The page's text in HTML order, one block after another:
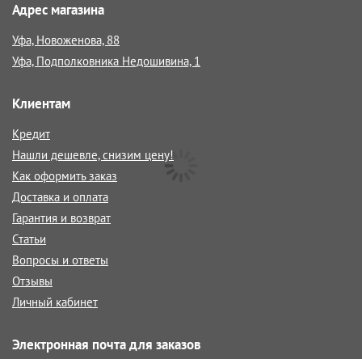
Адрес магазина
Уфа, Новоженова, 88
Уфа, Подполковника Недошивина, 1
Клиентам
Кредит
Нашли дешевле, снизим цену!
Как оформить заказ
Доставка и оплата
Гарантия и возврат
Статьи
Вопросы и ответы
Отзывы
Личный кабинет
Электронная почта для заказов